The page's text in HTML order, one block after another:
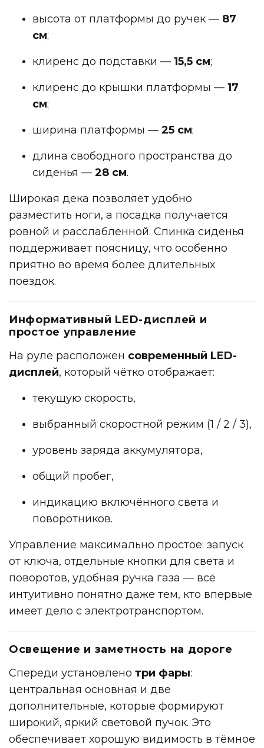
высота от платформы до ручек — 87
см;
клиренс до подставки — 15,5 см;
клиренс до крышки платформы — 17
см;
ширина платформы — 25 см;
длина свободного пространства до
сиденья — 28 см.
Широкая дека позволяет удобно
разместить ноги, а посадка получается
ровной и расслабленной. Спинка сиденья
поддерживает поясницу, что особенно
приятно во время более длительных
поездок.
Информативный LED-дисплей и
простое управление
На руле расположен современный LED-
дисплей, который чётко отображает:
текущую скорость,
выбранный скоростной режим (1 / 2 / 3),
уровень заряда аккумулятора,
общий пробег,
индикацию включённого света и
поворотников.
Управление максимально простое: запуск
от ключа, отдельные кнопки для света и
поворотов, удобная ручка газа — всё
интуитивно понятно даже тем, кто впервые
имеет дело с электротранспортом.
Освещение и заметность на дороге
Спереди установлено три фары:
центральная основная и две
дополнительные, которые формируют
широкий, яркий световой пучок. Это
обеспечивает хорошую видимость в тёмное